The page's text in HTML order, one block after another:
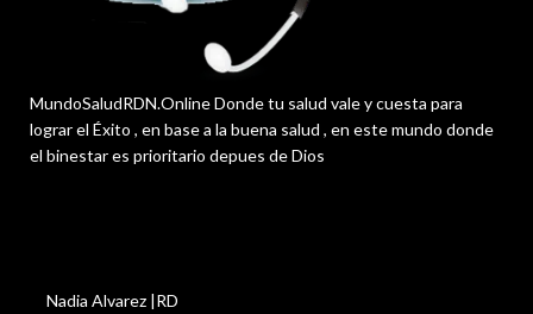
MundoSaludRDN.Online Donde tu salud vale y cuesta para
lograr el Éxito , en base a la buena salud , en este mundo donde
el binestar es prioritario depues de Dios
Nadia Alvarez |RD